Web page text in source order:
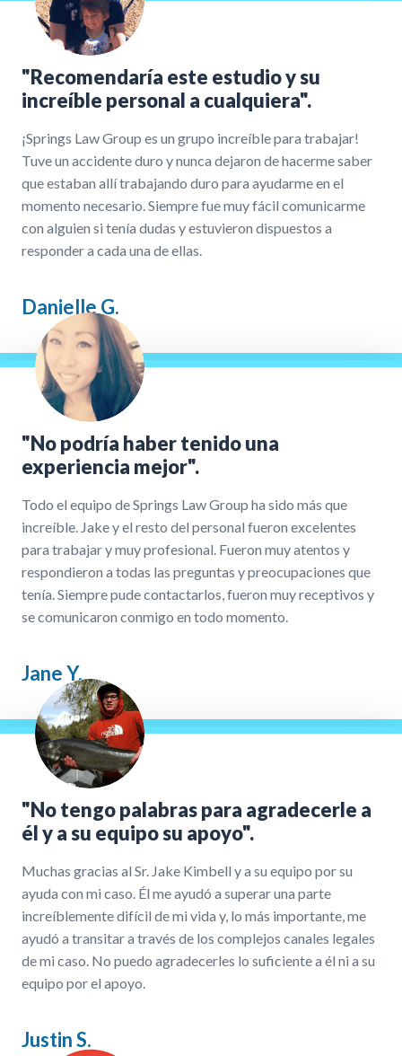
"Recomendaría este estudio y su
increíble personal a cualquiera".
¡Springs Law Group es un grupo increíble para trabajar!
Tuve un accidente duro y nunca dejaron de hacerme saber
que estaban allí trabajando duro para ayudarme en el
momento necesario. Siempre fue muy fácil comunicarme
con alguien si tenía dudas y estuvieron dispuestos a
responder a cada una de ellas.
Danielle G.
"No podría haber tenido una
experiencia mejor".
Todo el equipo de Springs Law Group ha sido más que
increíble. Jake y el resto del personal fueron excelentes
para trabajar y muy profesional. Fueron muy atentos y
respondieron a todas las preguntas y preocupaciones que
tenía. Siempre pude contactarlos, fueron muy receptivos y
se comunicaron conmigo en todo momento.
Jane Y.
"No tengo palabras para agradecerle a
él y a su equipo su apoyo".
Muchas gracias al Sr. Jake Kimbell y a su equipo por su
ayuda con mi caso. Él me ayudó a superar una parte
increíblemente difícil de mi vida y, lo más importante, me
ayudó a transitar a través de los complejos canales legales
de mi caso. No puedo agradecerles lo suficiente a él ni a su
equipo por el apoyo.
Justin S.